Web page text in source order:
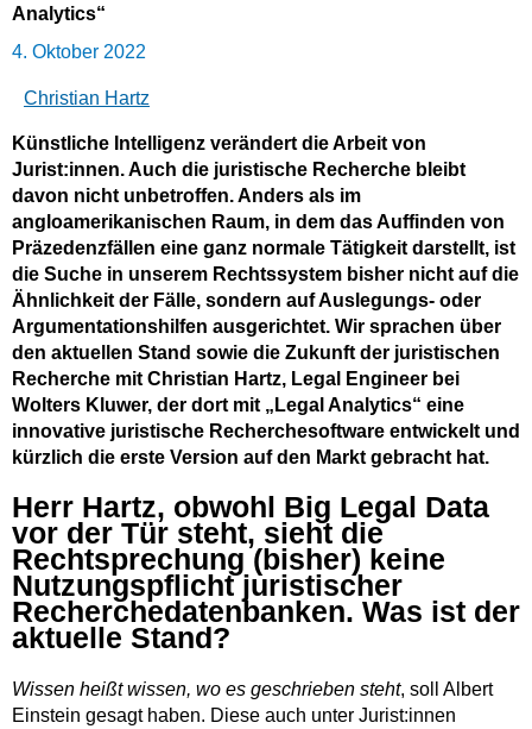
Analytics“
4. Oktober 2022
Christian Hartz
Künstliche Intelligenz verändert die Arbeit von
Jurist:innen. Auch die juristische Recherche bleibt
davon nicht unbetroffen. Anders als im
angloamerikanischen Raum, in dem das Auffinden von
Präzedenzfällen eine ganz normale Tätigkeit darstellt, ist
die Suche in unserem Rechtssystem bisher nicht auf die
Ähnlichkeit der Fälle, sondern auf Auslegungs- oder
Argumentationshilfen ausgerichtet. Wir sprachen über
den aktuellen Stand sowie die Zukunft der juristischen
Recherche mit Christian Hartz, Legal Engineer bei
Wolters Kluwer, der dort mit „Legal Analytics“ eine
innovative juristische Recherchesoftware entwickelt und
kürzlich die erste Version auf den Markt gebracht hat.
Herr Hartz, obwohl Big Legal Data
vor der Tür steht, sieht die
Rechtsprechung (bisher) keine
Nutzungspflicht juristischer
Recherchedatenbanken. Was ist der
aktuelle Stand?
Wissen heißt wissen, wo es geschrieben steht, soll Albert
Einstein gesagt haben. Diese auch unter Jurist:innen